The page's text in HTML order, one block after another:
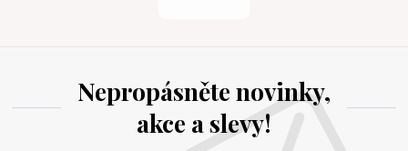
Nepropásněte novinky,
akce a slevy!